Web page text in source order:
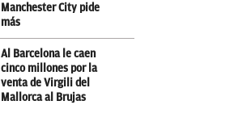
Manchester City pide
más
Al Barcelona le caen
cinco millones por la
venta de Virgili del
Mallorca al Brujas